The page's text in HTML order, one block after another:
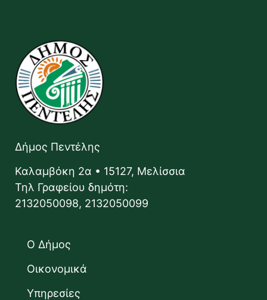
Δήμος Πεντέλης
Καλαμβόκη 2α • 15127, Μελίσσια
Τηλ Γραφείου δημότη:
2132050098, 2132050099
Ο Δήμος
Οικονομικά
Υπηρεσίες